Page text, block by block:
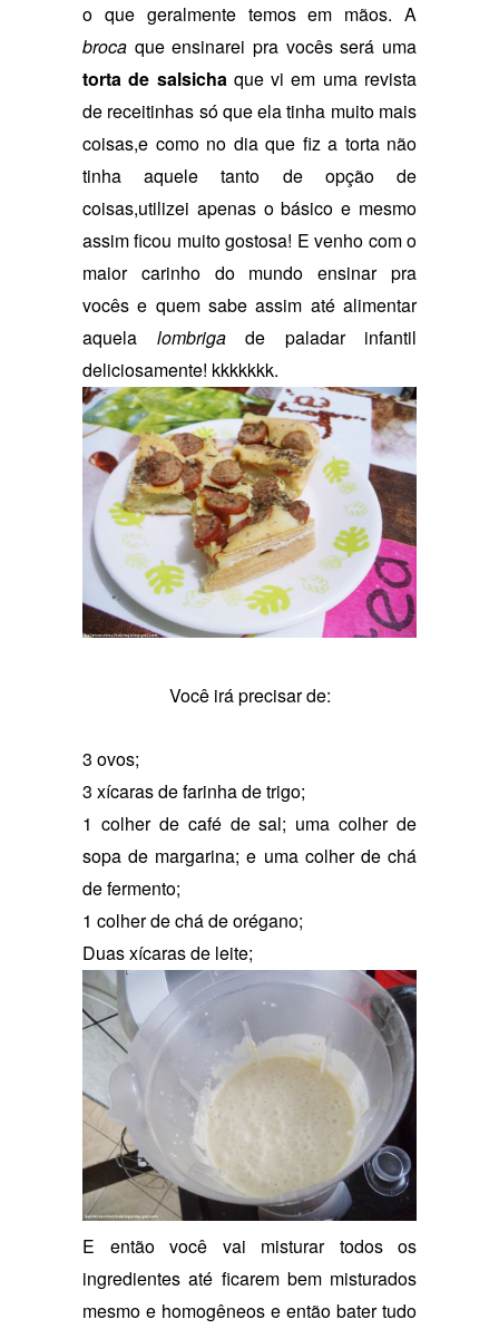
o que geralmente temos em mãos. A
broca que ensinarei pra vocês será uma
torta de salsichaque vi em uma revista
de receitinhas só que ela tinha muito mais
coisas,e como no dia que fiz a torta não
tinha aquele tanto de opção de
coisas,utilizei apenas o básico e mesmo
assim ficou muito gostosa! E venho com o
maior carinho do mundo ensinar pra
vocês e quem sabe assim até alimentar
aquela lombriga de paladar infantil
deliciosamente! kkkkkkk.
Você irá precisar de:
3 ovos;
3 xícaras de farinha de trigo;
1 colher de café de sal; uma colher de
sopa de margarina; e uma colher de chá
de fermento;
1 colher de chá de orégano;
Duas xícaras de leite;
E então você vai misturar todos os
ingredientes até ficarem bem misturados
mesmo e homogêneos e então bater tudo